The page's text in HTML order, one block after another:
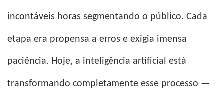
incontáveis ​​horas segmentando o público. Cada
etapa era propensa a erros e exigia imensa
paciência. Hoje, a inteligência artificial está
transformando completamente esse processo —